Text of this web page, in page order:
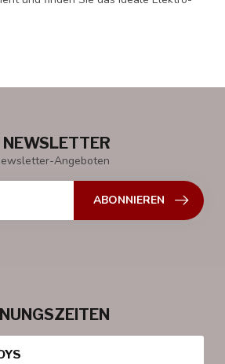
NEWSLETTER
Angeboten
ABONNIEREN